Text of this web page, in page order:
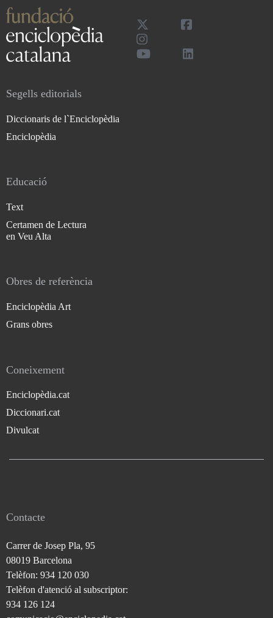
Segells editorials
Diccionaris de l`Enciclopèdia
Enciclopèdia
Educació
Text
Certamen de Lectura
en Veu Alta
Obres de referència
Enciclopèdia Art
Grans obres
Coneixement
Enciclopèdia.cat
Diccionari.cat
Divulcat
Contacte
Carrer de Josep Pla, 95
08019 Barcelona
Telèfon: 934 120 030
Telèfon d'atenció al subscriptor:
934 126 124